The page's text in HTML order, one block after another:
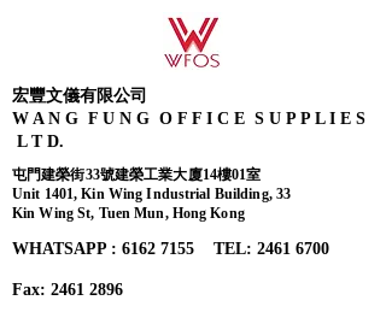
宏豐文儀有限公司
W A N G F U N G O F F I C E S U P P L I E S
L T D.
屯門建榮街33號建榮工業大廈14樓01室
Unit 1401, Kin Wing Industrial Building, 33
Kin Wing St, Tuen Mun, Hong Kong
WHATSAPP : 6162 7155​ TEL: 2461 6700
Fax: 2461 2896